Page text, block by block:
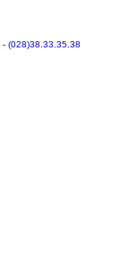
- (028)38.33.35.38